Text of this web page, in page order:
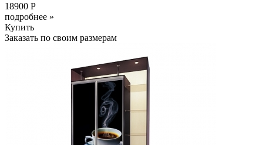
18900 Р
подробнее »
Купить
Заказать по своим размерам